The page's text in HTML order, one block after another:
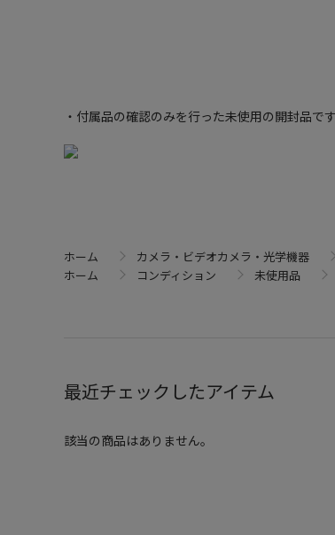
・付属品の確認のみを行った未使用の開封品で
ホーム カメラ・ビデオカメラ・光学機器
ホーム
コンディション 未使用品
最近チェックしたアイテム
該当の商品はありません。